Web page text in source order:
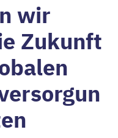
wir
Zukunft